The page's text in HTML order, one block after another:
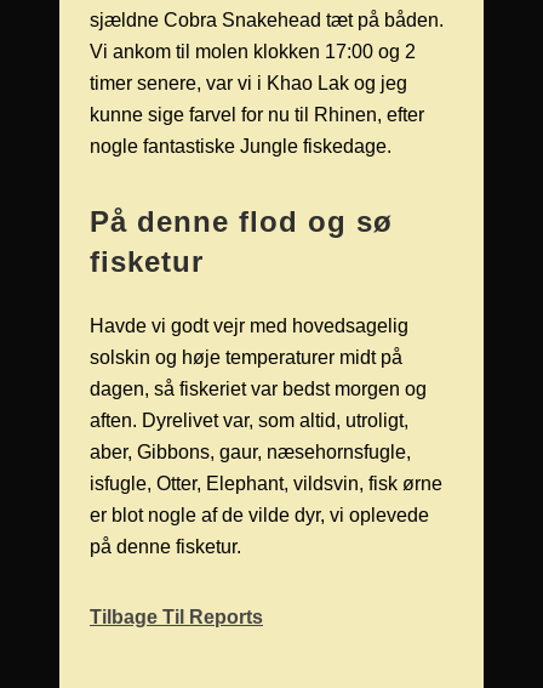
sjældne Cobra Snakehead tæt på båden.
Vi ankom til molen klokken 17:00 og 2
timer senere, var vi i Khao Lak og jeg
kunne sige farvel for nu til Rhinen, efter
nogle fantastiske Jungle fiskedage.
På denne flod og sø
fisketur
Havde vi godt vejr med hovedsagelig
solskin og høje temperaturer midt på
dagen, så fiskeriet var bedst morgen og
aften. Dyrelivet var, som altid, utroligt,
aber, Gibbons, gaur, næsehornsfugle,
isfugle, Otter, Elephant, vildsvin, fisk ørne
er blot nogle af de vilde dyr, vi oplevede
på denne fisketur.
Tilbage Til Reports